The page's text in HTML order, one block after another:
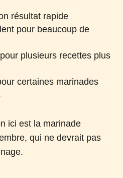
résultat rapide
pour beaucoup de
plusieurs recettes plus
certaines marinades
ici est la marinade
qui ne devrait pas